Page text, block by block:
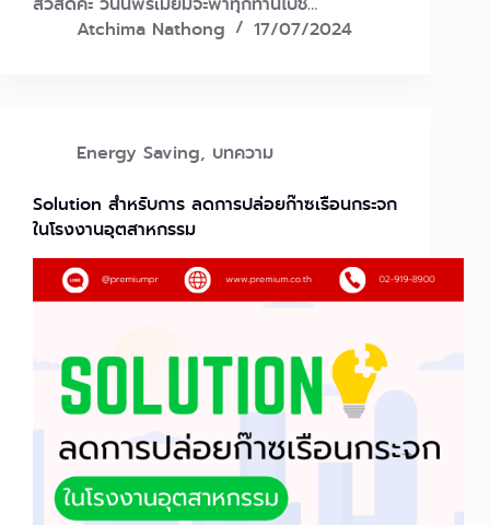
Atchima Nathong
17/07/2024
Energy Saving, บทความ
Solution สำหรับการ ลดการปล่อยก๊าซเรือนกระจก
ในโรงงานอุตสาหกรรม